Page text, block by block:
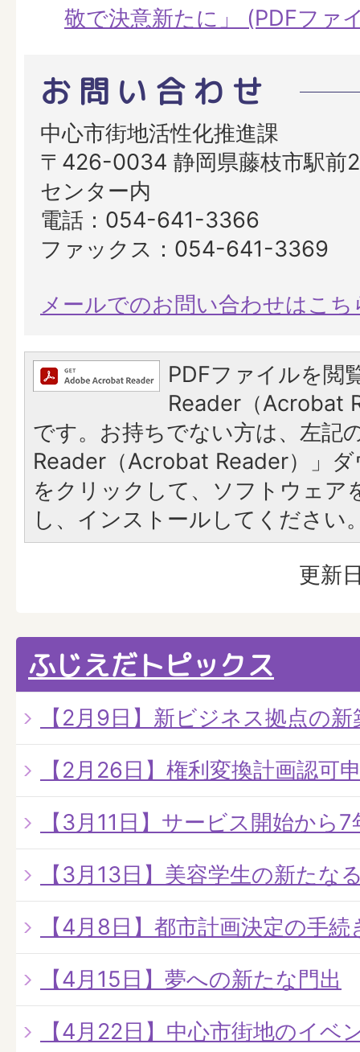
敬で決意新たに」 (PDFファ
お問い合わせ
中心市街地活性化推進課
〒426-0034 静岡県藤枝市駅前
センター内
電話：054-641-3366
ファックス：054-641-3369
メールでのお問い合わせはこち
PDFファイルを閲
Reader（Acrobat
です。お持ちでない方は、左記
Reader（Acrobat Reader）」
をクリックして、ソフトウェア
し、インストールしてください
更新
ふじえだトピックス
【2月9日】新ビジネス拠点の
【2月26日】権利変換計画認可
【3月11日】サービス開始から
【3月13日】美容学生の新たな
【4月8日】都市計画決定の手
【4月15日】夢への新たな門出
【4月22日】中心市街地のイベ